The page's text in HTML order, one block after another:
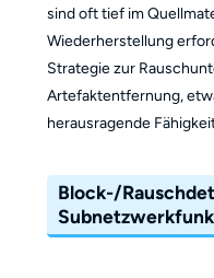
sind oft tief im
Wiederherstellung
Strategie zur
Artefaktentfernung,
herausragende
Block-/